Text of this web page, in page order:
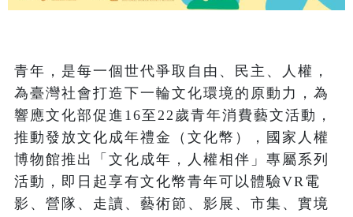
青年，是每一個世代爭取自由、民主、人權，
為臺灣社會打造下一輪文化環境的原動力，為
響應文化部促進16至22歲青年消費藝文活動，
推動發放文化成年禮金（文化幣），國家人權
博物館推出「文化成年，人權相伴」專屬系列
活動，即日起享有文化幣青年可以體驗VR電
影、營隊、走讀、藝術節、影展、市集、實境